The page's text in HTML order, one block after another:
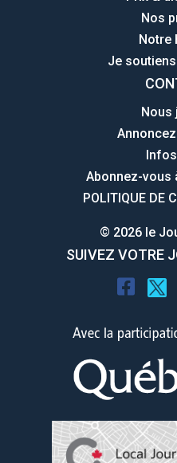
Nos
Notre
Je
Nous
Abonnez-vous
POLITIQUE DE
© 2026 le
SUIVEZ VOTRE